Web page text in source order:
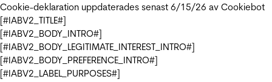
Cookie-deklaration uppdaterades senast 6/15/26 av Cookiebot
[#IABV2_TITLE#]
[#IABV2_BODY_INTRO#]
[#IABV2_BODY_LEGITIMATE_INTEREST_INTRO#]
[#IABV2_BODY_PREFERENCE_INTRO#]
[#IABV2_LABEL_PURPOSES#]